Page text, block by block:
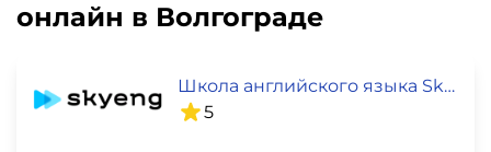
онлайн в Волгограде
Школа английского языка SkyEng
5